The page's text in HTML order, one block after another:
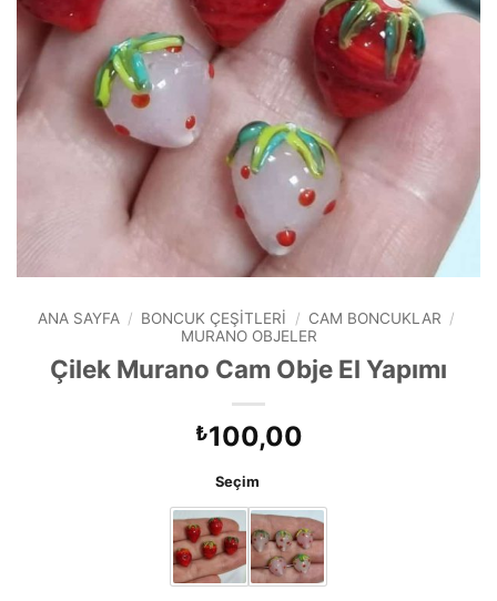
ANA SAYFA / BONCUK ÇEŞITLERI / CAM BONCUKLAR /
MURANO OBJELER
Çilek Murano Cam Obje El Yapımı
₺100,00
Seçim